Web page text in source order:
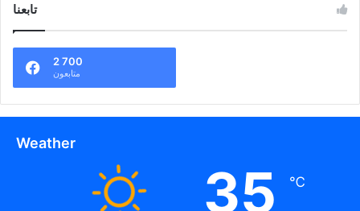
تابعنا
2 700
متابعون
Weather
35 ℃